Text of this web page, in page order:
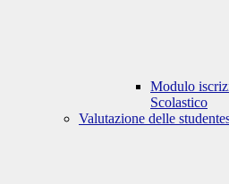
Modulo
Scolastico
Valutazione delle